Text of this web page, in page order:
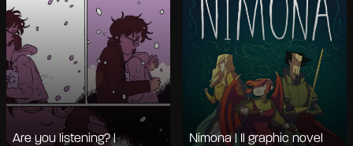
Are you listening? |
Nimona | Il graphic novel